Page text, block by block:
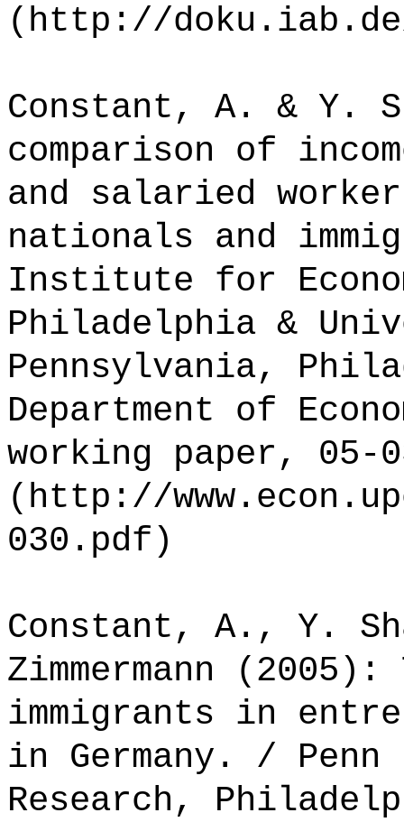
(http://
Constant, A. & Y.
comparison of
and salaried
nationals and
Institute for
Philadelphia &
Pennsylvania,
Department of
working paper,
(http://
030.pdf)
Constant, A., Y.
Zimmermann
immigrants in
in Germany. /
Research,